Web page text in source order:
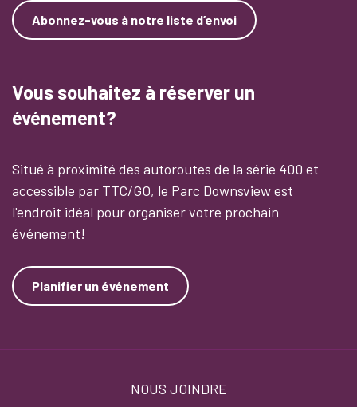
Abonnez-vous à notre liste d’envoi
Vous souhaitez à réserver un
événement?
Situé à proximité des autoroutes de la série 400 et
accessible par TTC/GO, le Parc Downsview est
l'endroit idéal pour organiser votre prochain
événement!
Planifier un événement
NOUS JOINDRE